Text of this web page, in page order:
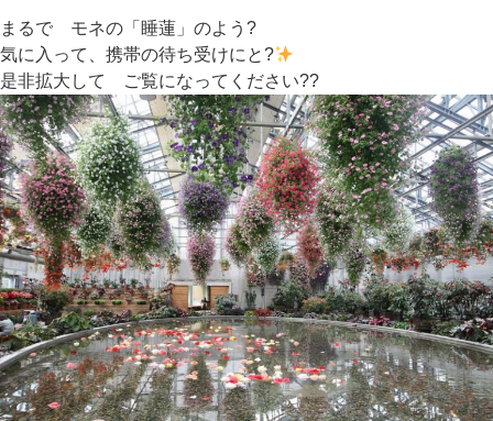
まるで モネの「睡蓮」のよう?
気に入って、携帯の待ち受けにと?
是非拡大して ご覧になってください??